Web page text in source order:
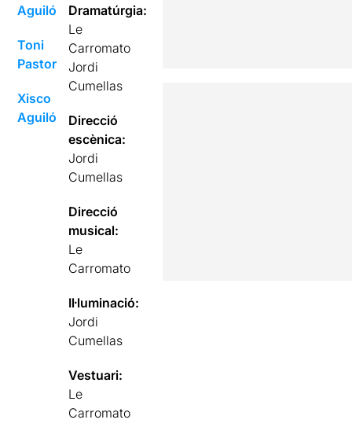
Aguiló
Toni
Pastor
Xisco
Aguiló
Dramatúrgia:
Le
Carromato
Jordi
Cumellas
Direcció
escènica:
Jordi
Cumellas
Direcció
musical:
Le
Carromato
Il·luminació:
Jordi
Cumellas
Vestuari:
Le
Carromato